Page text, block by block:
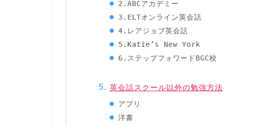
2.ABCアカデミー
3.ELTオンライン英会話
4.レアジョブ英会話
5.Katie’s New York
6.ステップフォワードBGC校
英会話スクール以外の勉強方法
アプリ
洋書